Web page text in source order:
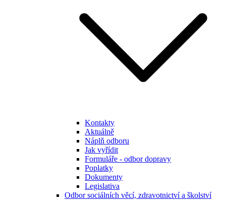
Kontakty
Aktuálně
Náplň odboru
Jak vyřídit
Formuláře - odbor dopravy
Poplatky
Dokumenty
Legislativa
Odbor sociálních věcí, zdravotnictví a školství